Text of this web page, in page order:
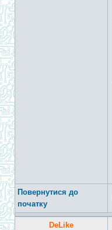
Повернутися до
початку
DeLike